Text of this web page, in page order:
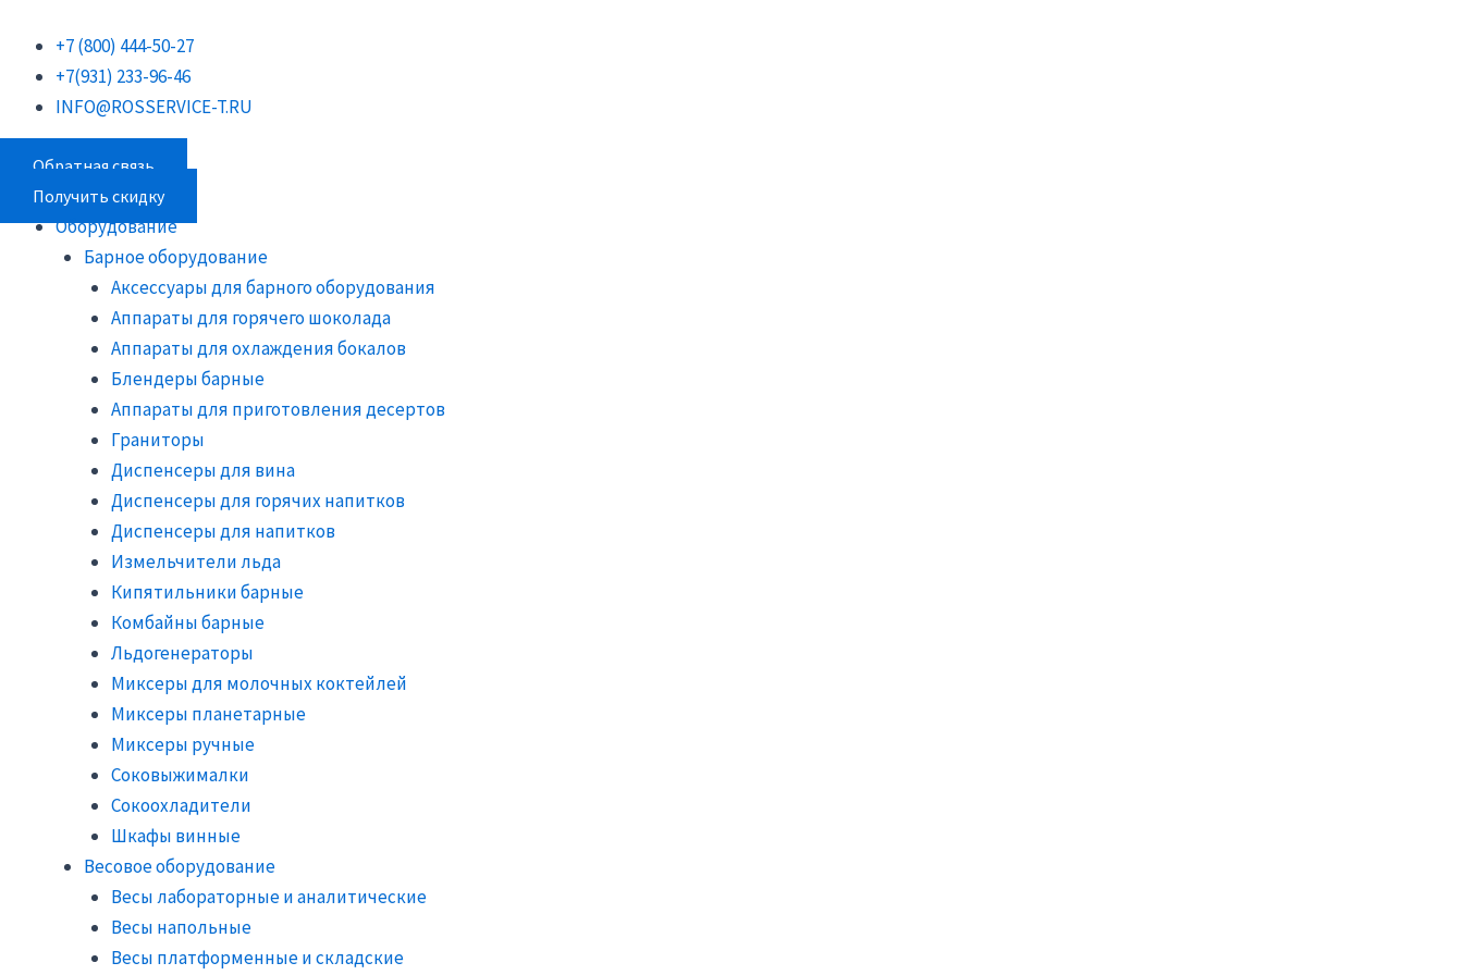
содержимому
+7 (800) 444-50-27
+7(931) 233-96-46
INFO@ROSSERVICE-T.RU
Обратная связь
Получить скидку
Оборудование
Барное оборудование
Аксессуары для барного оборудования
Аппараты для горячего шоколада
Аппараты для охлаждения бокалов
Блендеры барные
Аппараты для приготовления десертов
Граниторы
Диспенсеры для вина
Диспенсеры для горячих напитков
Диспенсеры для напитков
Измельчители льда
Кипятильники барные
Комбайны барные
Льдогенераторы
Миксеры для молочных коктейлей
Миксеры планетарные
Миксеры ручные
Соковыжималки
Сокоохладители
Шкафы винные
Весовое оборудование
Весы лабораторные и аналитические
Весы напольные
Весы платформенные и складские
товаров
товаров
товаров